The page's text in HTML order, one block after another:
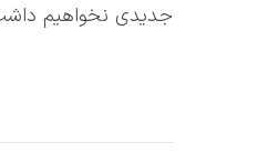
جدیدی نخواهیم